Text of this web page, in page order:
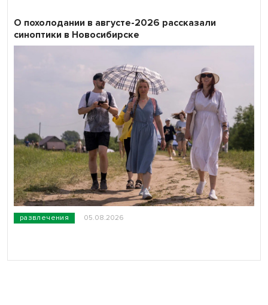
развлечения 05.08.2026
О похолодании в августе-2026 рассказали
синоптики в Новосибирске